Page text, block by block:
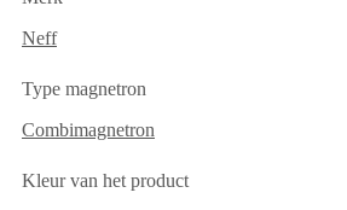
Neff
Type magnetron
Combimagnetron
Kleur van het product